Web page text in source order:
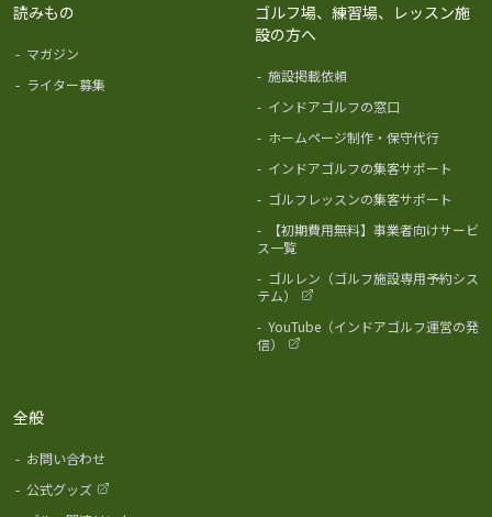
読みもの
- マガジン
- ライター募集
ゴルフ場、練習場、レッスン施
設の方へ
- 施設掲載依頼
- インドアゴルフの窓口
- ホームページ制作・保守代行
- インドアゴルフの集客サポート
- ゴルフレッスンの集客サポート
-
【初期費用無料】事業者向けサービ
ス一覧
- ゴルレン（ゴルフ施設専用予約シス
テム）
- YouTube（インドアゴルフ運営の発
信）
全般
- お問い合わせ
- 公式グッズ